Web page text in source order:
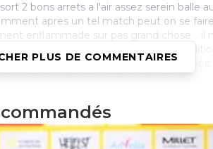
2 bons arrets a l'air assez serein balle
apres un tel match peut on se
enflammade sur pas grand chose .. il
90min juste pendant le temps
a la fin des 5 semaines meme si on
que descamp et plus de serenité.
20 septembre 2025 à 7:04 +182
PLUS DE COMMENTAIRES